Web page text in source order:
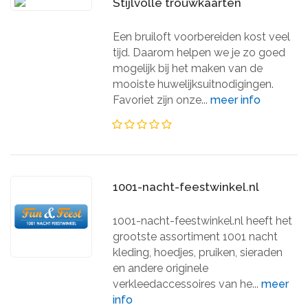
Stijlvolle trouwkaarten
Een bruiloft voorbereiden kost veel
tijd. Daarom helpen we je zo goed
mogelijk bij het maken van de
mooiste huwelijksuitnodigingen.
Favoriet zijn onze...meer info
1001-nacht-feestwinkel.nl
1001-nacht-feestwinkel.nl heeft het
grootste assortiment 1001 nacht
kleding, hoedjes, pruiken, sieraden
en andere originele
verkleedaccessoires van he...meer
info